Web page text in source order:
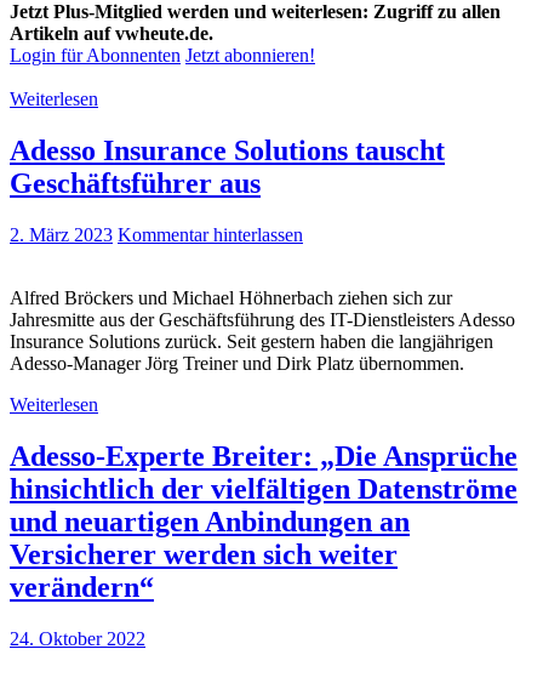
Jetzt Plus-Mitglied werden und weiterlesen: Zugriff zu allen
Artikeln auf vwheute.de.
Login für Abonnenten Jetzt abonnieren!
Weiterlesen
Adesso Insurance Solutions tauscht
Geschäftsführer aus
2. März 2023 Kommentar hinterlassen
Alfred Bröckers und Michael Höhnerbach ziehen sich zur
Jahresmitte aus der Geschäftsführung des IT-Dienstleisters Adesso
Insurance Solutions zurück. Seit gestern haben die langjährigen
Adesso-Manager Jörg Treiner und Dirk Platz übernommen.
Weiterlesen
Adesso-Experte Breiter: „Die Ansprüche
hinsichtlich der vielfältigen Datenströme
und neuartigen Anbindungen an
Versicherer werden sich weiter
verändern“
24. Oktober 2022